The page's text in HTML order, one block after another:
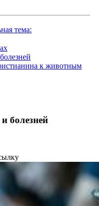
тема:
к животным
болезней